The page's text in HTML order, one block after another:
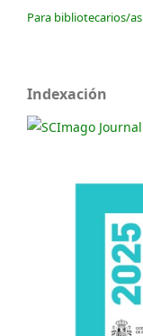
Para bibliotecarios/as
Indexación